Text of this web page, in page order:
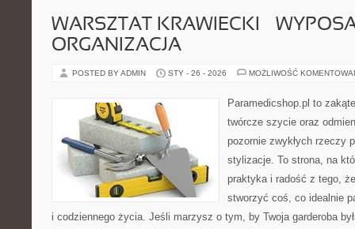
WARSZTAT KRAWIECKI –
ORGANIZACJA
POSTED BY ADMIN STY - 26 - 2026 MOŻLIWOŚĆ
Paramedicshop.pl to
twórcze szycie oraz
pozornie zwykłych rzeczy
stylizacje. To strona, na
praktyka i radość z tego,
stworzyć coś, co idealnie
i codziennego życia. Jeśli marzysz o tym, by Twoja garderoba